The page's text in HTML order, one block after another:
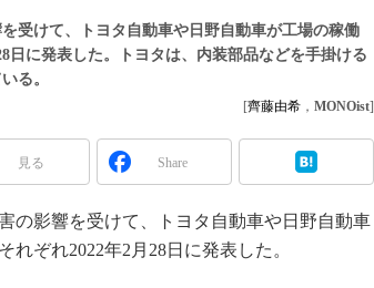
TECHNO-FRONTIER
EdgeTech+
日本ものづくりワールド
AUTOMOTIVE WORLD
産業オープンネット展
組み込み画像技術
組み込みモデリング
ISO26262
3Dプリンタ
受けて、トヨタ自動車や日野自動車が工場の稼働
日に発表した。トヨタは、内装部品などを手掛ける
る。
[齊藤由希 ， MONOist]
見る Share
の影響を受けて、トヨタ自動車や日野自動車
ぞれ2022年2月28日に発表した。